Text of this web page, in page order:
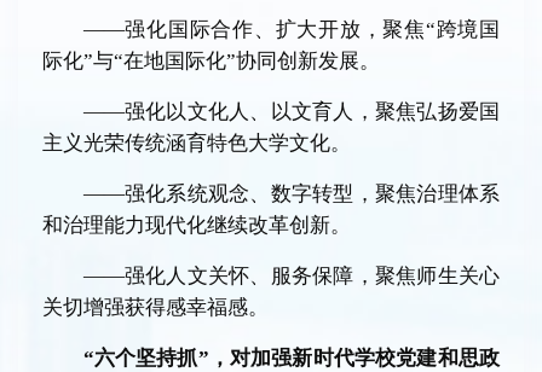
——强化国际合作、扩大开放，聚焦“跨境国
际化”与“在地国际化”协同创新发展。
——强化以文化人、以文育人，聚焦弘扬爱国
主义光荣传统涵育特色大学文化。
——强化系统观念、数字转型，聚焦治理体系
和治理能力现代化继续改革创新。
——强化人文关怀、服务保障，聚焦师生关心
关切增强获得感幸福感。
“六个坚持抓”，对加强新时代学校党建和思政